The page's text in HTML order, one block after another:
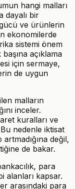
hangi malları
dayalı bir
ve ürünlerin
ekonomilerde
sistemi önem
açıklama
için sermaye,
de uygun
malların
inceler.
kuralları ve
Bu nedenle iktisat
değil,
de bakar.
para
alanları kapsar.
arasındaki para